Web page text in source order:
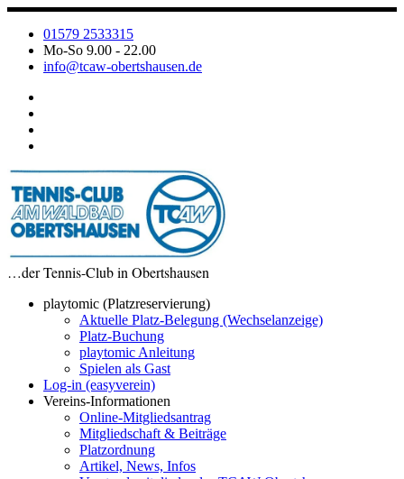
Zum
Inhalt
springen
01579 2533315
Mo-So 9.00 - 22.00
info@tcaw-obertshausen.de
…der Tennis-Club in Obertshausen
playtomic (Platzreservierung)
Aktuelle Platz-Belegung (Wechselanzeige)
Platz-Buchung
playtomic Anleitung
Spielen als Gast
Log-in (easyverein)
Vereins-Informationen
Online-Mitgliedsantrag
Mitgliedschaft & Beiträge
Platzordnung
Artikel, News, Infos